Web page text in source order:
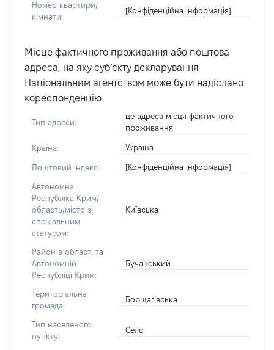
Номер квартири/
кімнати:
[Конфіденційна інформація]
Місце фактичного проживання або поштова
адреса, на яку суб’єкту декларування
Національним агентством може бути надіслано
кореспонденцію
Тип адреси:
це адреса місця фактичного
проживання
Країна: Україна
Поштовий індекс: [Конфіденційна інформація]
Автономна
Республіка Крим/
область/місто зі
спеціальним
статусом:
Київська
Район в області та
Автономній
Республіці Крим:
Бучанський
Територіальна
громада:
Борщагівська
Тип населеного
пункту:
Село